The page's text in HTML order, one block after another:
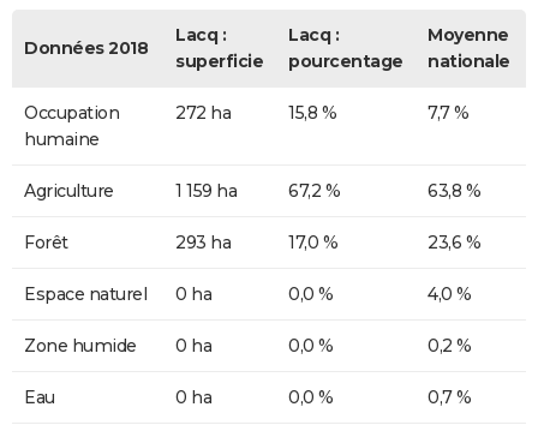
Données 2018
Lacq :
superficie
Lacq :
pourcentage
Moyenne
nationale
Occupation
humaine
272 ha 15,8 % 7,7 %
Agriculture 1 159 ha 67,2 % 63,8 %
Forêt 293 ha 17,0 % 23,6 %
Espace naturel 0 ha 0,0 % 4,0 %
Zone humide 0 ha 0,0 % 0,2 %
Eau 0 ha 0,0 % 0,7 %